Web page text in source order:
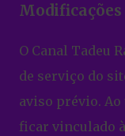
Modificações
O Canal Tadeu
de serviço do
aviso prévio. Ao
ficar vinculado